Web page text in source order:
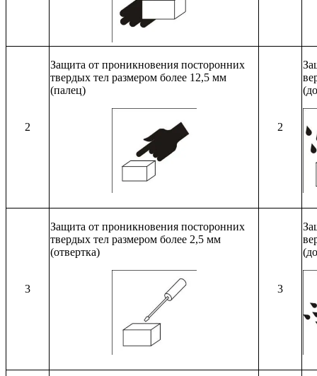
2
Защита от проникновения посторонних
твердых тел размером более 12,5 мм
(палец)
2
3
Защита от проникновения посторонних
твердых тел размером более 2,5 мм
(отвертка)
3